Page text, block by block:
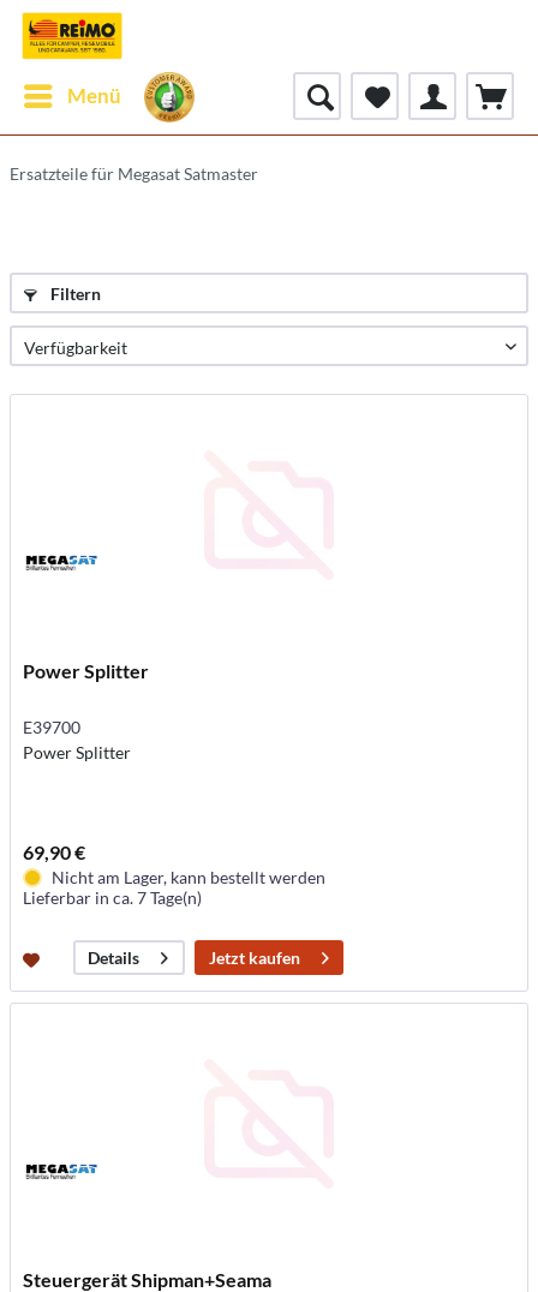
Menü
Ersatzteile für Megasat Satmaster
Filtern
Power Splitter
E39700
Power Splitter
69,90 €
Nicht am Lager, kann bestellt werden
Lieferbar in ca. 7 Tage(n)
Details Jetzt kaufen
Steuergerät Shipman+Seama